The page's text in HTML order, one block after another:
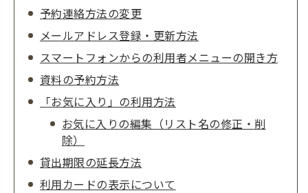
予約連絡方法の変更
メールアドレス登録・更新方法
スマートフォンからの利用者メニューの開き方
資料の予約方法
「お気に入り」の利用方法
お気に入りの編集（リスト名の修正・削
除）
貸出期限の延長方法
利用カードの表示について